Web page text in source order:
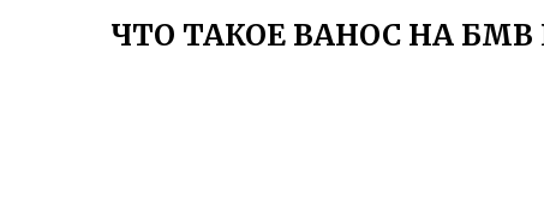
ЧТО ТАКОЕ ВАНОС НА